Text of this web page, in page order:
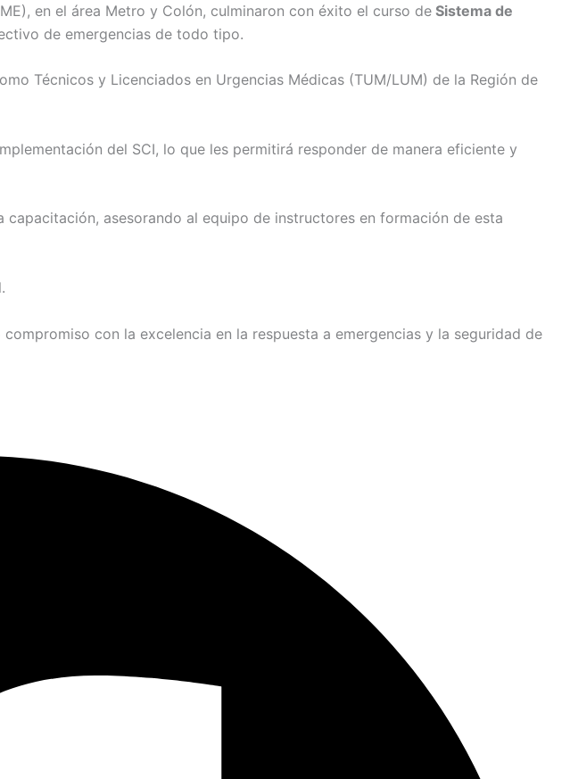
en el área Metro y Colón, culminaron con éxito el curso de Sistema de
de emergencias de todo tipo.
Técnicos y Licenciados en Urgencias Médicas (TUM/LUM) de la Región de
del SCI, lo que les permitirá responder de manera eficiente y
capacitación, asesorando al equipo de instructores en formación de esta
con la excelencia en la respuesta a emergencias y la seguridad de